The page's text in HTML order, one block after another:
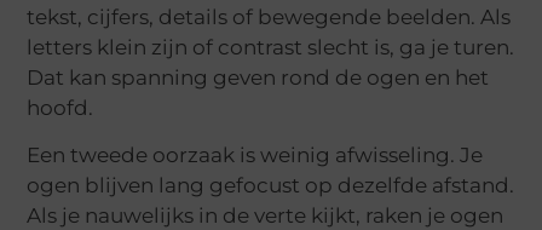
tekst, cijfers, details of bewegende beelden. Als
letters klein zijn of contrast slecht is, ga je turen.
Dat kan spanning geven rond de ogen en het
hoofd.
Een tweede oorzaak is weinig afwisseling. Je
ogen blijven lang gefocust op dezelfde afstand.
Als je nauwelijks in de verte kijkt, raken je ogen